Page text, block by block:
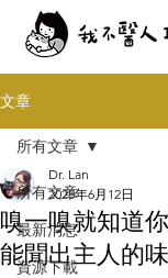
文章
所有文章
最新消息
資源下載
所有文章
嗅一嗅就知道
能聞出主人的味
Dr. Lan
2025年6月12日